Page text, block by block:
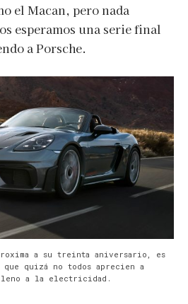
el Macan, pero nada
esperamos una serie final
a Porsche.
a su treinta aniversario, es
que quizá no todos aprecien a
a la electricidad.